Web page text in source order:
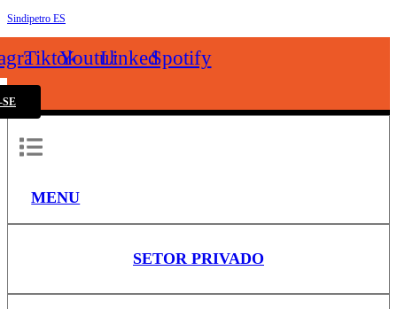
Sindipetro ES
TiktokYoutubeLinkedinSpotify
MENU
SETOR PRIVADO